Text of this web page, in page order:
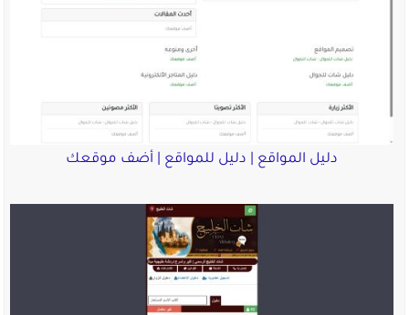
دليل المواقع | دليل للمواقع | أضف موقعك